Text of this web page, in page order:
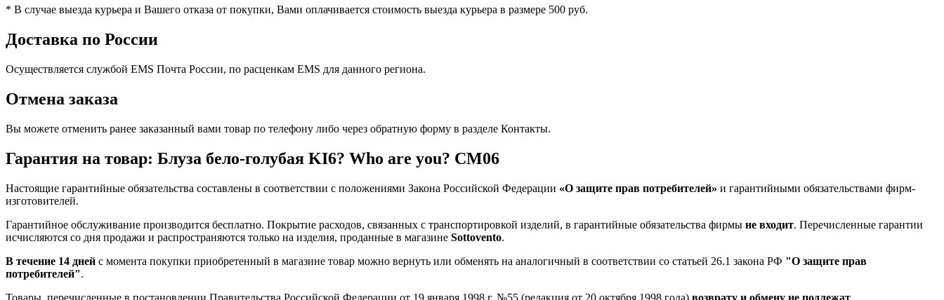
* В случае выезда курьера и Вашего отказа от покупки, Вами оплачивается стоимость выезда курьера в размере 500 руб.
Доставка по России
Осуществляется службой EMS Почта России, по расценкам EMS для данного региона.
Отмена заказа
Вы можете отменить ранее заказанный вами товар по телефону либо через обратную форму в разделе Контакты.
Гарантия на товар: Блуза бело-голубая KI6? Who are you? CM06
Настоящие гарантийные обязательства составлены в соответствии с положениями Закона Российской Федерации «О защите прав потребителей» и гарантийными обязательствами фирм-
изготовителей.
Гарантийное обслуживание производится бесплатно. Покрытие расходов, связанных с транспортировкой изделий, в гарантийные обязательства фирмы не входит. Перечисленные гарантии
исчисляются со дня продажи и распространяются только на изделия, проданные в магазине Sottovento.
В течение 14 дней с момента покупки приобретенный в магазине товар можно вернуть или обменять на аналогичный в соответствии со статьей 26.1 закона РФ "О защите прав
потребителей".
Товары, перечисленные в постановлении Правительства Российской Федерации от 19 января 1998 г. №55 (редакция от 20 октября 1998 года) возврату и обмену не подлежат